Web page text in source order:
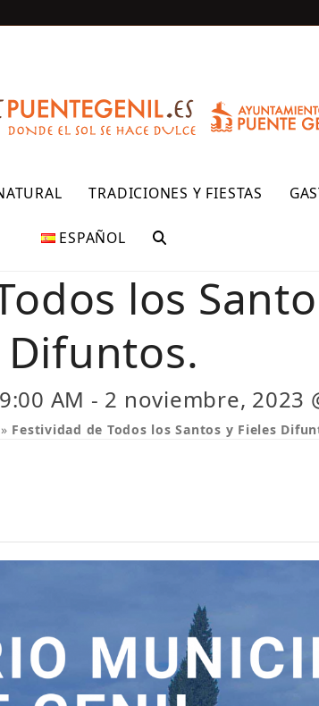
TRADICIONES Y FIESTAS
ESPAÑOL
los
Difuntos.
AM - 2 noviembre, 2023
» Festividad de Todos los Santos y Fieles